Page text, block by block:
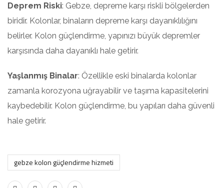
Deprem Riski: Gebze, depreme karşı riskli bölgelerden
biridir. Kolonlar, binaların depreme karşı dayanıklılığını
belirler. Kolon güçlendirme, yapınızı büyük depremler
karşısında daha dayanıklı hale getirir.
Yaşlanmış Binalar: Özellikle eski binalarda kolonlar
zamanla korozyona uğrayabilir ve taşıma kapasitelerini
kaybedebilir. Kolon güçlendirme, bu yapıları daha güvenli
hale getirir.
gebze kolon güçlendirme hizmeti